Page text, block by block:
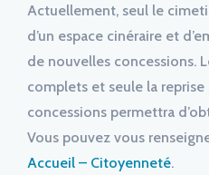
Actuellement, seul le
d’un espace cinéraire et
de nouvelles concessions.
complets et seule la
concessions permettra
Vous pouvez vous
Accueil – Citoyenneté.